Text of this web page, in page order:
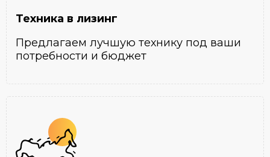
Техника в лизинг
Предлагаем лучшую технику под ваши
потребности и бюджет